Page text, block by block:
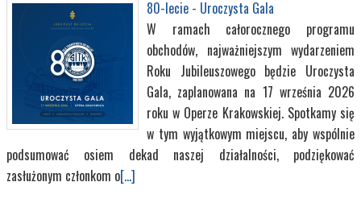
80-lecie - Uroczysta Gala
W ramach całorocznego programu
obchodów, najważniejszym wydarzeniem
Roku Jubileuszowego będzie Uroczysta
Gala, zaplanowana na 17 września 2026
roku w Operze Krakowskiej. Spotkamy się
w tym wyjątkowym miejscu, aby wspólnie
podsumować osiem dekad naszej działalności, podziękować
zasłużonym członkom o[...]